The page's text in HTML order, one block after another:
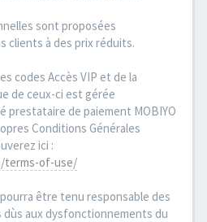
sont proposées
clients à des prix réduits.
codes Accès VIP et de la
de ceux-ci est gérée
prestataire de paiement MOBIYO
Conditions Générales
ici :
terms-of-use/
être tenu responsable des
aux dysfonctionnements du